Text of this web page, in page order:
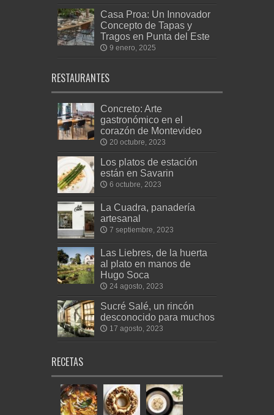
Casa Proa: Un Innovador
Concepto de Tapas y
Tragos en Punta del Este
9 enero, 2025
RESTAURANTES
Concreto: Arte
gastronómico en el
corazón de Montevideo
20 octubre, 2023
Los platos de estación
están en Savarin
6 octubre, 2023
La Cuadra, panadería
artesanal
7 septiembre, 2023
Las Liebres, de la huerta
al plato en manos de
Hugo Soca
24 agosto, 2023
Sucré Salé, un rincón
desconocido para muchos
17 agosto, 2023
RECETAS